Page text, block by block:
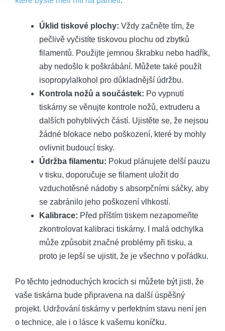
Úklid tiskové plochy: Vždy začněte tím, že
pečlivě vyčistíte tiskovou plochu od zbytků
filamentů. Použijte jemnou škrabku nebo hadřík,
aby nedošlo k poškrábání. Můžete také použít
isopropylalkohol pro důkladnější údržbu.
Kontrola nožů a součástek: Po vypnutí
tiskárny se věnujte kontrole nožů, extruderu a
dalších pohyblivých částí. Ujistěte se, že nejsou
žádné blokace nebo poškození, které by mohly
ovlivnit budoucí tisky.
Údržba filamentu: Pokud plánujete delší pauzu
v tisku, doporučuje se filament uložit do
vzduchotěsné nádoby s absorpčními sáčky, aby
se zabránilo jeho poškození vlhkostí.
Kalibrace: Před příštím tiskem nezapomeňte
zkontrolovat kalibraci tiskárny. I malá odchylka
může způsobit značné problémy při tisku, a
proto je lepší se ujistit, že je všechno v pořádku.
Po těchto jednoduchých krocích si můžete být jisti, že
vaše tiskárna bude připravena na další úspěšný
projekt. Udržování tiskárny v perfektním stavu není jen
o technice, ale i o lásce k vašemu koníčku.